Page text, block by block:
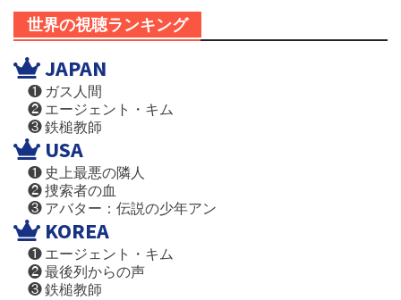
世界の視聴ランキング
JAPAN
❶ ガス人間
❷ エージェント・キム
❸ 鉄槌教師
USA
❶ 史上最悪の隣人
❷ 捜索者の血
❸ アバター：伝説の少年アン
KOREA
❶ エージェント・キム
❷ 最後列からの声
❸ 鉄槌教師